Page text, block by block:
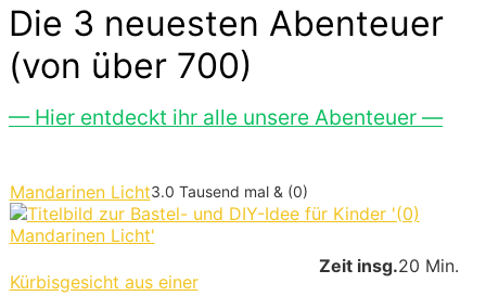
Die 3 neuesten Abenteuer
(von über 700)
— Hier entdeckt ihr alle unsere Abenteuer —
Mandarinen Licht3.0 Tausend mal & (0)
Zeit insg.20 Min.
Kürbisgesicht aus einer